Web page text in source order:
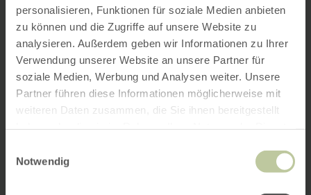
personalisieren, Funktionen für soziale Medien anbieten
zu können und die Zugriffe auf unsere Website zu
analysieren. Außerdem geben wir Informationen zu Ihrer
Verwendung unserer Website an unsere Partner für
soziale Medien, Werbung und Analysen weiter. Unsere
Partner führen diese Informationen möglicherweise mit
weiteren Daten zusammen, die Sie ihnen bereitgestellt
Notwendig